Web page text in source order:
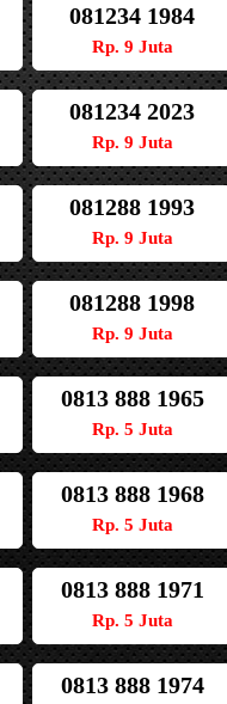
081234 1984
Rp. 9 Juta
081234 2023
Rp. 9 Juta
081288 1993
Rp. 9 Juta
081288 1998
Rp. 9 Juta
0813 888 1965
Rp. 5 Juta
0813 888 1968
Rp. 5 Juta
0813 888 1971
Rp. 5 Juta
0813 888 1974